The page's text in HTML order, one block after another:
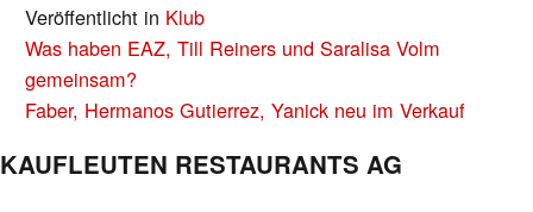
Veröffentlicht in Klub
BEITRAGS-
NAVIGATION
Was haben EAZ, Till Reiners und Saralisa Volm
gemeinsam?
Faber, Hermanos Gutierrez, Yanick neu im Verkauf
KAUFLEUTEN RESTAURANTS AG